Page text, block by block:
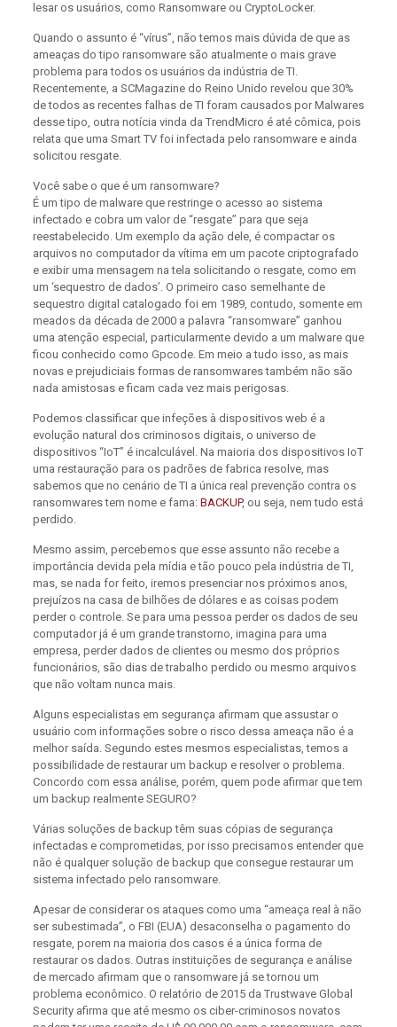
lesar os usuários, como Ransomware ou CryptoLocker.
Quando o assunto é “vírus”, não temos mais dúvida de que as
ameaças do tipo ransomware são atualmente o mais grave
problema para todos os usuários da indústria de TI.
Recentemente, a SCMagazine do Reino Unido revelou que 30%
de todos as recentes falhas de TI foram causados por Malwares
desse tipo, outra notícia vinda da TrendMicro é até cômica, pois
relata que uma Smart TV foi infectada pelo ransomware e ainda
solicitou resgate.
Você sabe o que é um ransomware?
É um tipo de malware que restringe o acesso ao sistema
infectado e cobra um valor de “resgate” para que seja
reestabelecido. Um exemplo da ação dele, é compactar os
arquivos no computador da vítima em um pacote criptografado
e exibir uma mensagem na tela solicitando o resgate, como em
um ‘sequestro de dados’. O primeiro caso semelhante de
sequestro digital catalogado foi em 1989, contudo, somente em
meados da década de 2000 a palavra “ransomware” ganhou
uma atenção especial, particularmente devido a um malware que
ficou conhecido como Gpcode. Em meio a tudo isso, as mais
novas e prejudiciais formas de ransomwares também não são
nada amistosas e ficam cada vez mais perigosas.
Podemos classificar que infeções à dispositivos web é a
evolução natural dos criminosos digitais, o universo de
dispositivos “IoT” é incalculável. Na maioria dos dispositivos IoT
uma restauração para os padrões de fabrica resolve, mas
sabemos que no cenário de TI a única real prevenção contra os
ransomwares tem nome e fama: BACKUP, ou seja, nem tudo está
perdido.
Mesmo assim, percebemos que esse assunto não recebe a
importância devida pela mídia e tão pouco pela indústria de TI,
mas, se nada for feito, iremos presenciar nos próximos anos,
prejuízos na casa de bilhões de dólares e as coisas podem
perder o controle. Se para uma pessoa perder os dados de seu
computador já é um grande transtorno, imagina para uma
empresa, perder dados de clientes ou mesmo dos próprios
funcionários, são dias de trabalho perdido ou mesmo arquivos
que não voltam nunca mais.
Alguns especialistas em segurança afirmam que assustar o
usuário com informações sobre o risco dessa ameaça não é a
melhor saída. Segundo estes mesmos especialistas, temos a
possibilidade de restaurar um backup e resolver o problema.
Concordo com essa análise, porém, quem pode afirmar que tem
um backup realmente SEGURO?
Várias soluções de backup têm suas cópias de segurança
infectadas e comprometidas, por isso precisamos entender que
não é qualquer solução de backup que consegue restaurar um
sistema infectado pelo ransomware.
Apesar de considerar os ataques como uma “ameaça real à não
ser subestimada”, o FBI (EUA) desaconselha o pagamento do
resgate, porem na maioria dos casos é a única forma de
restaurar os dados. Outras instituições de segurança e análise
de mercado afirmam que o ransomware já se tornou um
problema econômico. O relatório de 2015 da Trustwave Global
Security afirma que até mesmo os ciber-criminosos novatos